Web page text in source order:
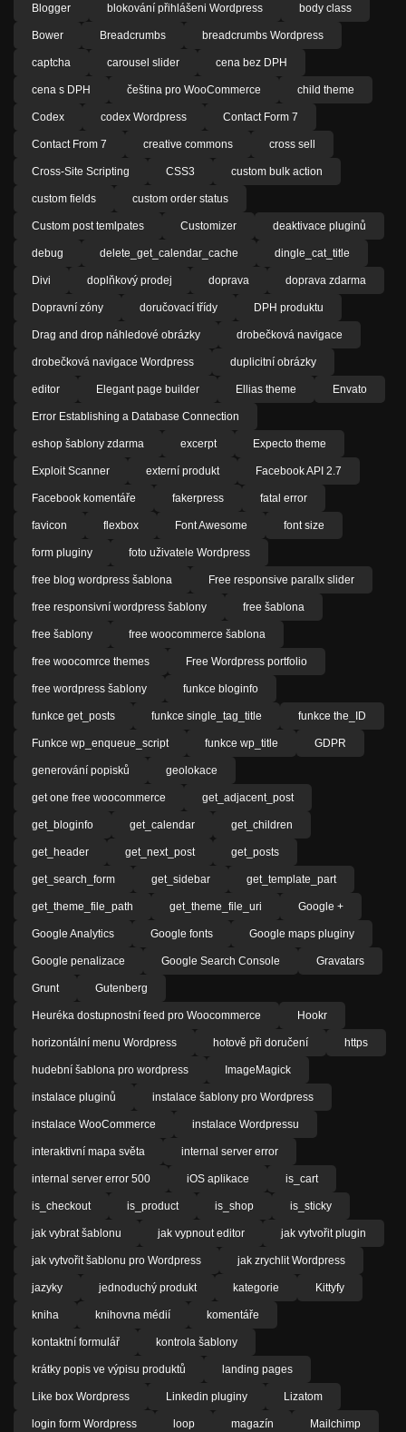
Blogger blokování přihlášeni Wordpress body class
Bower Breadcrumbs breadcrumbs Wordpress
captcha carousel slider cena bez DPH
cena s DPH čeština pro WooCommerce child theme
Codex codex Wordpress Contact Form 7
Contact From 7 creative commons cross sell
Cross-Site Scripting CSS3 custom bulk action
custom fields custom order status
Custom post temlpates Customizer deaktivace pluginů
debug delete_get_calendar_cache dingle_cat_title
Divi doplňkový prodej doprava doprava zdarma
Dopravní zóny doručovací třídy DPH produktu
Drag and drop náhledové obrázky drobečková navigace
drobečková navigace Wordpress duplicitní obrázky
editor Elegant page builder Ellias theme Envato
Error Establishing a Database Connection
eshop šablony zdarma excerpt Expecto theme
Exploit Scanner externí produkt Facebook API 2.7
Facebook komentáře fakerpress fatal error
favicon flexbox Font Awesome font size
form pluginy foto uživatele Wordpress
free blog wordpress šablona Free responsive parallx slider
free responsivní wordpress šablony free šablona
free šablony free woocommerce šablona
free woocomrce themes Free Wordpress portfolio
free wordpress šablony funkce bloginfo
funkce get_posts funkce single_tag_title funkce the_ID
Funkce wp_enqueue_script funkce wp_title GDPR
generování popisků geolokace
get one free woocommerce get_adjacent_post
get_bloginfo get_calendar get_children
get_header get_next_post get_posts
get_search_form get_sidebar get_template_part
get_theme_file_path get_theme_file_uri Google +
Google Analytics Google fonts Google maps pluginy
Google penalizace Google Search Console Gravatars
Grunt Gutenberg
Heuréka dostupnostní feed pro Woocommerce Hookr
horizontální menu Wordpress hotově při doručení https
hudební šablona pro wordpress ImageMagick
instalace pluginů instalace šablony pro Wordpress
instalace WooCommerce instalace Wordpressu
interaktivní mapa světa internal server error
internal server error 500 iOS aplikace is_cart
is_checkout is_product is_shop is_sticky
jak vybrat šablonu jak vypnout editor jak vytvořit plugin
jak vytvořit šablonu pro Wordpress jak zrychlit Wordpress
jazyky jednoduchý produkt kategorie Kittyfy
kniha knihovna médií komentáře
kontaktní formulář kontrola šablony
krátky popis ve výpisu produktů landing pages
Like box Wordpress Linkedin pluginy Lizatom
login form Wordpress loop magazín Mailchimp